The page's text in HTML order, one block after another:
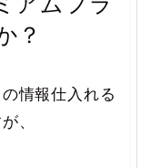
？
情報仕入れる
、